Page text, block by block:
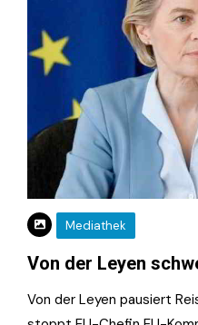
Mediathek
Von der Leyen
Von der Leyen pausiert